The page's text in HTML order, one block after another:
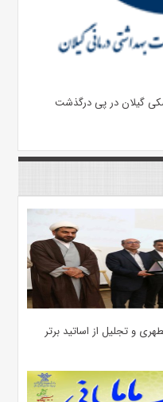
گیلان در پی درگذشت
و تجلیل از اساتید برتر